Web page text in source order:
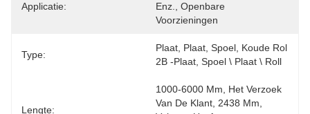
Applicatie:
Enz., Openbare
Voorzieningen
Type:
Plaat, Plaat, Spoel, Koude Rol
2B -plaat, Spoel \ Plaat \ Roll
Lengte:
1000-6000 Mm, Het Verzoek
Van De Klant, 2438 Mm,